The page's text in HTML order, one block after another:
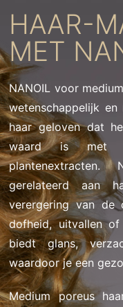
HAAR-
MET
NANOIL voor
wetenschappelijk
haar geloven dat
waard is met
plantenextracten.
gerelateerd aan
verergering van de
dofheid, uitvallen
biedt glans,
waardoor je een
Medium poreus